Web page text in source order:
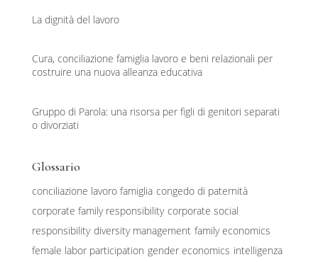
La dignità del lavoro
Cura, conciliazione famiglia lavoro e beni relazionali per
costruire una nuova alleanza educativa
Gruppo di Parola: una risorsa per figli di genitori separati
o divorziati
Glossario
conciliazione lavoro famiglia congedo di paternità
corporate family responsibility corporate social
responsibility diversity management family economics
female labor participation gender economics intelligenza